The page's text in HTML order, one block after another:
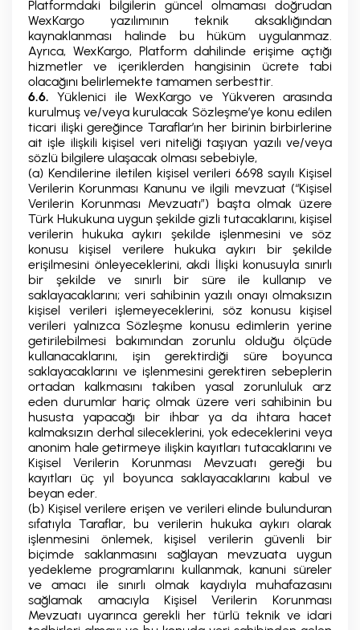
Platformdaki bilgilerin güncel olmaması doğrudan
WexKargo yazılımının teknik aksaklığından
kaynaklanması halinde bu hüküm uygulanmaz.
Ayrıca, WexKargo, Platform dahilinde erişime açtığı
hizmetler ve içeriklerden hangisinin ücrete tabi
olacağını belirlemekte tamamen serbesttir.
6.6. Yüklenici ile WexKargo ve Yükveren arasında
kurulmuş ve/veya kurulacak Sözleşme’ye konu edilen
ticari ilişki gereğince Taraflar’ın her birinin birbirlerine
ait işle ilişkili kişisel veri niteliği taşıyan yazılı ve/veya
sözlü bilgilere ulaşacak olması sebebiyle,
(a) Kendilerine iletilen kişisel verileri 6698 sayılı Kişisel
Verilerin Korunması Kanunu ve ilgili mevzuat (“Kişisel
Verilerin Korunması Mevzuatı”) başta olmak üzere
Türk Hukukuna uygun şekilde gizli tutacaklarını, kişisel
verilerin hukuka aykırı şekilde işlenmesini ve söz
konusu kişisel verilere hukuka aykırı bir şekilde
erişilmesini önleyeceklerini, akdi İlişki konusuyla sınırlı
bir şekilde ve sınırlı bir süre ile kullanıp ve
saklayacaklarını; veri sahibinin yazılı onayı olmaksızın
kişisel verileri işlemeyeceklerini, söz konusu kişisel
verileri yalnızca Sözleşme konusu edimlerin yerine
getirilebilmesi bakımından zorunlu olduğu ölçüde
kullanacaklarını, işin gerektirdiği süre boyunca
saklayacaklarını ve işlenmesini gerektiren sebeplerin
ortadan kalkmasını takiben yasal zorunluluk arz
eden durumlar hariç olmak üzere veri sahibinin bu
hususta yapacağı bir ihbar ya da ihtara hacet
kalmaksızın derhal sileceklerini, yok edeceklerini veya
anonim hale getirmeye ilişkin kayıtları tutacaklarını ve
Kişisel Verilerin Korunması Mevzuatı gereği bu
kayıtları üç yıl boyunca saklayacaklarını kabul ve
beyan eder.
(b) Kişisel verilere erişen ve verileri elinde bulunduran
sıfatıyla Taraflar, bu verilerin hukuka aykırı olarak
işlenmesini önlemek, kişisel verilerin güvenli bir
biçimde saklanmasını sağlayan mevzuata uygun
yedekleme programlarını kullanmak, kanuni süreler
ve amacı ile sınırlı olmak kaydıyla muhafazasını
sağlamak amacıyla Kişisel Verilerin Korunması
Mevzuatı uyarınca gerekli her türlü teknik ve idari